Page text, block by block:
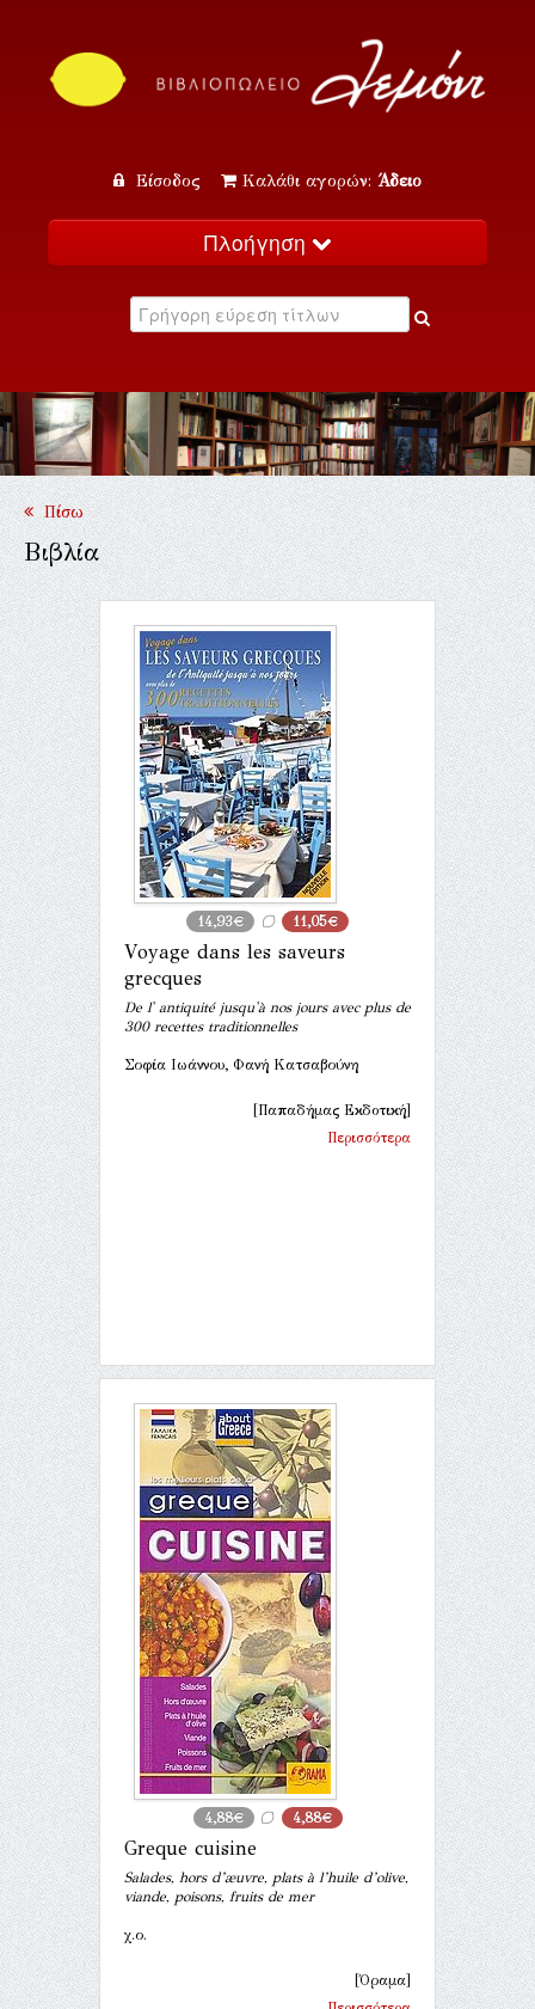
Είσοδος Καλάθι αγορών: Άδειο
Πλοήγηση
Κατάλογος
Εκδηλώσεις
Επικοινωνία
Πίσω
Βιβλία
14,93€ 11,05€
Voyage dans les saveurs
grecques
De l' antiquité jusqu'à nos jours avec plus de
300 recettes traditionnelles
Σοφία Ιωάννου, Φανή Κατσαβούνη
[Παπαδήμας Εκδοτική]
Περισσότερα
4,88€ 4,88€
Greque cuisine
Salades, hors d’æuvre, plats à l’huile d’olive,
viande, poisons, fruits de mer
χ.ο.
[Όραμα]